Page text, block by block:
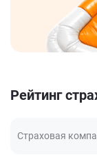
Рейтинг
Страховая